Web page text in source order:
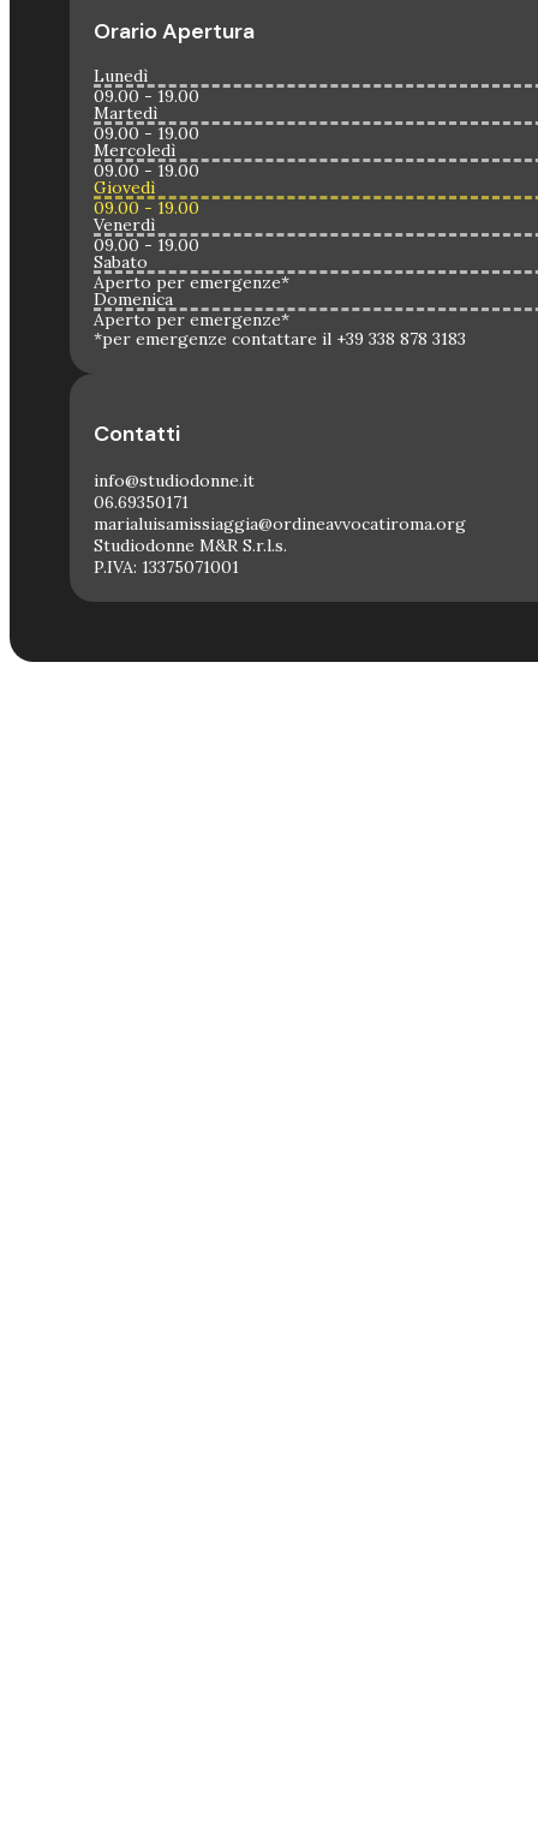
Orario Apertura
Lunedì
09.00 - 19.00
Martedì
09.00 - 19.00
Mercoledì
09.00 - 19.00
Giovedì
09.00 - 19.00
Venerdì
09.00 - 19.00
Sabato
Aperto per emergenze*
Domenica
Aperto per emergenze*
*per emergenze contattare il +39 338 878 3183
Contatti
info@studiodonne.it
06.69350171
marialuisamissiaggia@ordineavvocatiroma.org
Studiodonne M&R S.r.l.s.
P.IVA: 13375071001